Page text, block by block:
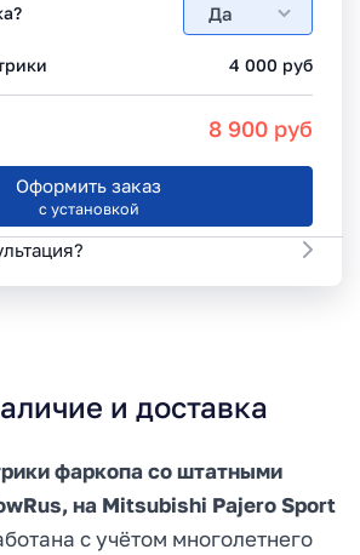
Да
4 000 руб
8 900 руб
Оформить заказ
с установкой
и доставка
фаркопа со штатными
на Mitsubishi Pajero Sport
с учётом многолетнего